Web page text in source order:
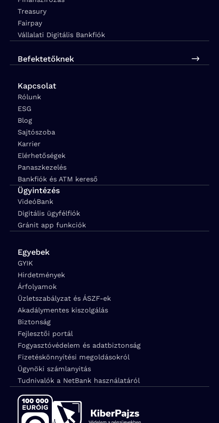
Treasury
Fairpay
Vállalati Digitális Bankfiók
Befektetőknek
Kapcsolat
Rólunk
ESG
Blog
Sajtószoba
Karrier
Elérhetőségek
Panaszkezelés
Bankfiók és ATM kereső
Ügyintézés
VideóBank
Digitális ügyfélfiók
Gránit app funkciók
Egyebek
GYIK
Hirdetmények
Árfolyamok
Üzletszabályzat és ÁSZF-ek
Akadálymentes kiszolgálás
Biztonság
Fejlesztői portál
Fogyasztóvédelem és adatbiztonság
Fizetéskönnyítési megoldásokról
Ügynöki számlanyitás
Tudnivalók a NetBank használatáról